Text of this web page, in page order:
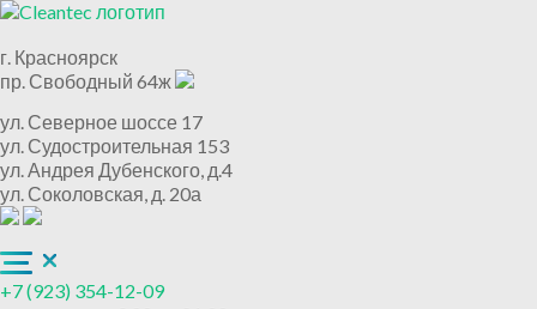
г. Красноярск
пр. Свободный 64ж
ул. Северное шоссе 17
ул. Судостроительная 153
ул. Андрея Дубенского, д.4
ул. Соколовская, д. 20а
+7 (923) 354-12-09